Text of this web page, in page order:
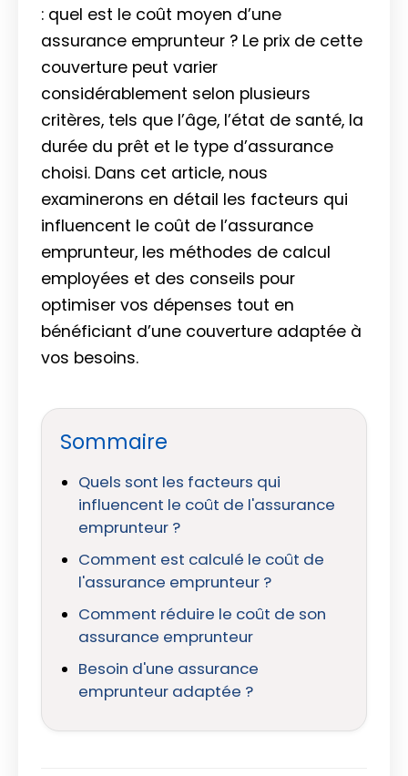
: quel est le coût moyen d’une
assurance emprunteur ? Le prix de cette
couverture peut varier
considérablement selon plusieurs
critères, tels que l’âge, l’état de santé, la
durée du prêt et le type d’assurance
choisi. Dans cet article, nous
examinerons en détail les facteurs qui
influencent le coût de l’assurance
emprunteur, les méthodes de calcul
employées et des conseils pour
optimiser vos dépenses tout en
bénéficiant d’une couverture adaptée à
vos besoins.
Sommaire
Quels sont les facteurs qui
influencent le coût de l'assurance
emprunteur ?
Comment est calculé le coût de
l'assurance emprunteur ?
Comment réduire le coût de son
assurance emprunteur
Besoin d'une assurance
emprunteur adaptée ?